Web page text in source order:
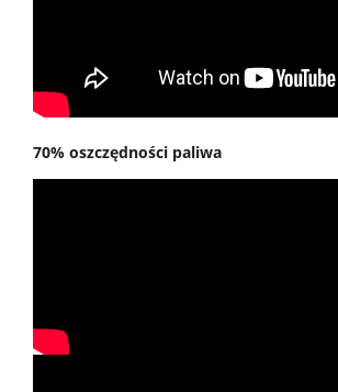
70% oszczędności paliwa